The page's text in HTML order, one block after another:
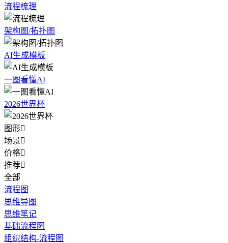
流程梳理
架构图/拓扑图
AI生成模板
一图看懂AI
2026世界杯
图形
场景
价格
推荐
全部
流程图
思维导图
思维笔记
基础流程图
组织结构-流程图